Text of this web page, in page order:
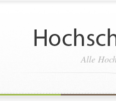
Alle